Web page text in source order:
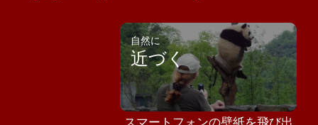
自然に
近づく
スマートフォンの壁紙を飛び出